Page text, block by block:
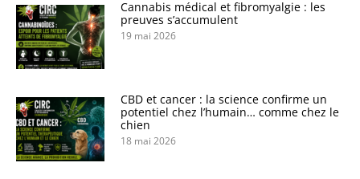
Cannabis médical et fibromyalgie : les
preuves s’accumulent
19 mai 2026
CBD et cancer : la science confirme un
potentiel chez l’humain… comme chez le
chien
18 mai 2026